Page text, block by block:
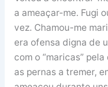
a ameaçar-me. Fugi
vez. Chamou-me
era ofensa digna de
com o “maricas”
as pernas a tremer,